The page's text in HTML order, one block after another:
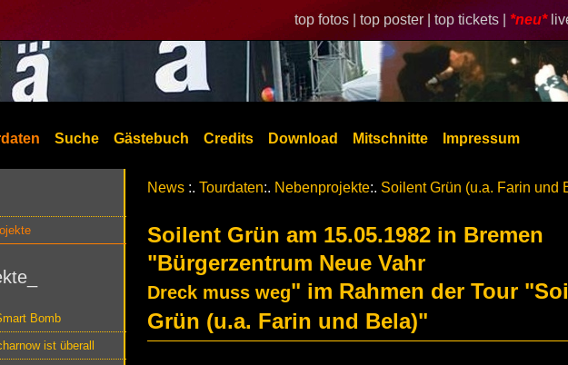
top fotos | top poster | top tickets | *neu*
Suche Gästebuch Credits Download Mitschnitte Impressum
Bomb
ist überall
News :. Tourdaten:. Nebenprojekte:. Soilent Grün (u.a. Farin und
Soilent Grün am 15.05.1982 in Bremen
"Bürgerzentrum Neue Vahr
Dreck muss weg" im Rahmen der Tour
Grün (u.a. Farin und Bela)"